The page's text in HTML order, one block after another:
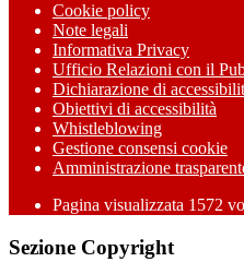
Cookie policy
Note legali
Informativa Privacy
Ufficio Relazioni con il
Dichiarazione di
Obiettivi di accessibilità
Whistleblowing
Gestione consensi cookie
Amministrazione
Pagina visualizzata 1572
Sezione Copyright